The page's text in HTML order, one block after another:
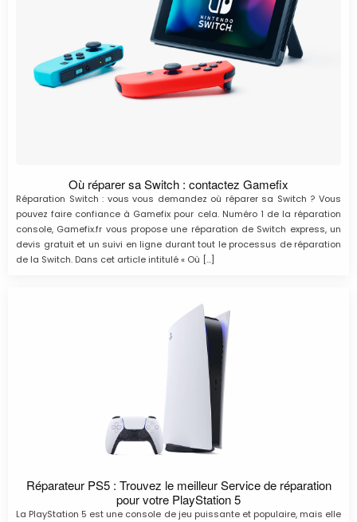
Où réparer sa Switch : contactez Gamefix
Réparation Switch : vous vous demandez où réparer sa Switch ? Vous
pouvez faire confiance à Gamefix pour cela. Numéro 1 de la réparation
console, Gamefix.fr vous propose une réparation de Switch express, un
devis gratuit et un suivi en ligne durant tout le processus de réparation
de la Switch. Dans cet article intitulé « Où […]
Réparateur PS5 : Trouvez le meilleur Service de réparation
pour votre PlayStation 5
La PlayStation 5 est une console de jeu puissante et populaire, mais elle